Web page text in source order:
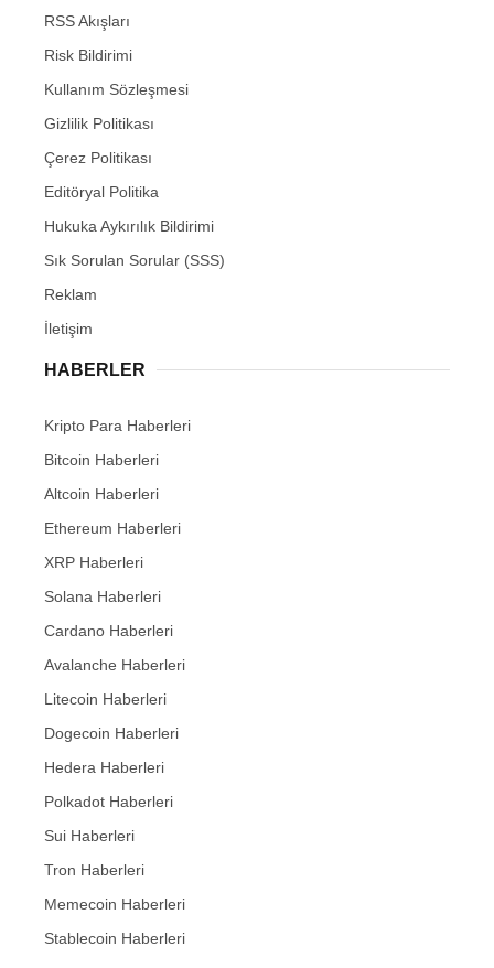
RSS Akışları
Risk Bildirimi
Kullanım Sözleşmesi
Gizlilik Politikası
Çerez Politikası
Editöryal Politika
Hukuka Aykırılık Bildirimi
Sık Sorulan Sorular (SSS)
Reklam
İletişim
HABERLER
Kripto Para Haberleri
Bitcoin Haberleri
Altcoin Haberleri
Ethereum Haberleri
XRP Haberleri
Solana Haberleri
Cardano Haberleri
Avalanche Haberleri
Litecoin Haberleri
Dogecoin Haberleri
Hedera Haberleri
Polkadot Haberleri
Sui Haberleri
Tron Haberleri
Memecoin Haberleri
Stablecoin Haberleri